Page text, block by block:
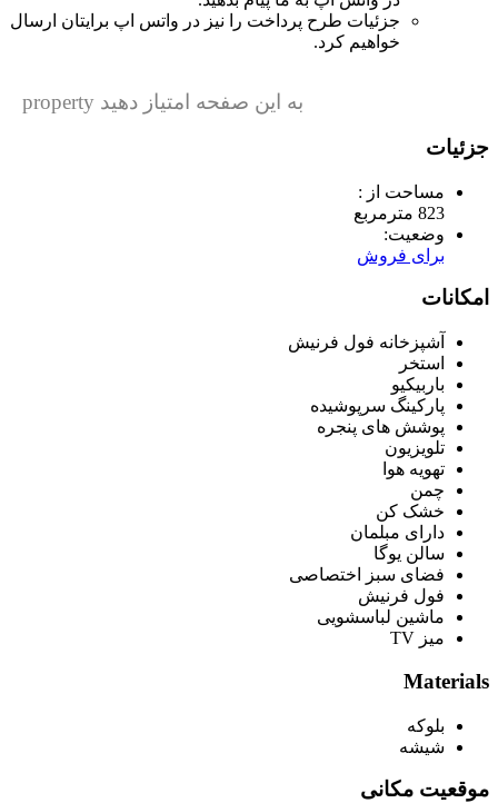
جزئیات طرح پرداخت را نیز در واتس اپ برایتان ارسال
خواهیم کرد.
به این صفحه امتیاز دهید property
جزئیات
مساحت از :
823 مترمربع
وضعیت:
برای فروش
امکانات
آشپزخانه فول فرنیش
استخر
باربیکیو
پارکینگ سرپوشیده
پوشش های پنجره
تلویزیون
تهویه هوا
چمن
خشک کن
دارای مبلمان
سالن یوگا
فضای سبز اختصاصی
فول فرنیش
ماشین لباسشویی
میز TV
Materials
بلوکه
شیشه
موقعیت مکانی